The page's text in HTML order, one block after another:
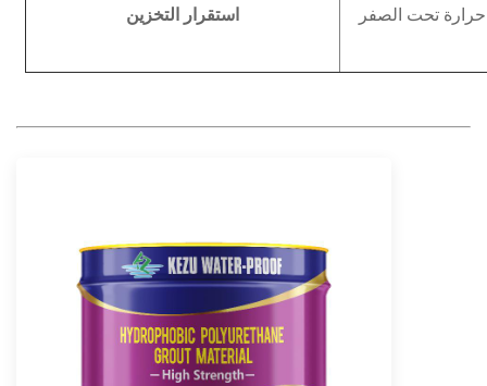
استقرار التخزين
تحت الصفر